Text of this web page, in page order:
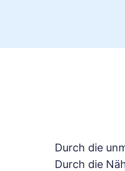
Durch die
Durch die